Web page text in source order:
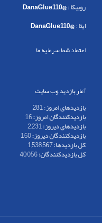
روبیکا:
@DanaGlue110
ایتا:
@DanaGlue110
اعتماد شما سرمایه ما
آمار بازدید وب سایت
بازدیدهای امروز:281
بازدیدکنندگان امروز:16
بازدیدهای دیروز:2,231
بازدیدکنندگان دیروز:160
کل بازدیدها:1,538,567
کل بازدیدکنند‌گان:40,056